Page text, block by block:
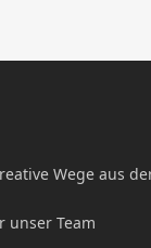
Wege aus
unser Team